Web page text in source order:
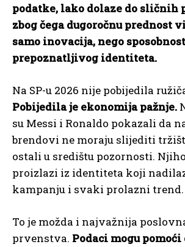
podatke, lako dolaze do sličnih
zbog čega dugoročnu prednost
samo inovacija, nego
prepoznatljivog identiteta.
Na SP-u 2026 nije pobijedila
Pobijedila je ekonomija pažnje.
su Messi i Ronaldo pokazali da
brendovi ne moraju slijediti
ostali u središtu pozornosti.
proizlazi iz identiteta koji
kampanju i svaki prolazni trend.
To je možda i najvažnija
prvenstva. Podaci mogu